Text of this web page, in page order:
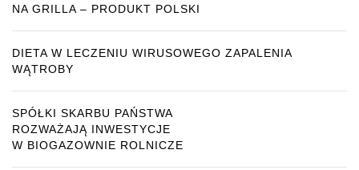
NA GRILLA – PRODUKT POLSKI
DIETA W LECZENIU WIRUSOWEGO ZAPALENIA
WĄTROBY
SPÓŁKI SKARBU PAŃSTWA
ROZWAŻAJĄ INWESTYCJE
W BIOGAZOWNIE ROLNICZE